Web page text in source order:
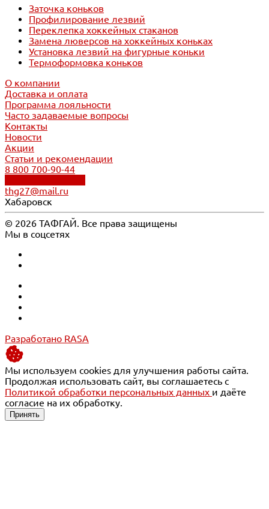
Заточка коньков
Профилирование лезвий
Переклепка хоккейных стаканов
Замена люверсов на хоккейных коньках
Установка лезвий на фигурные коньки
Термоформовка коньков
О компании
Доставка и оплата
Программа лояльности
Часто задаваемые вопросы
Контакты
Новости
Акции
Статьи и рекомендации
8 800 700-90-44
thg27@mail.ru
Хабаровск
© 2026 ТАФГАЙ. Все права защищены
Мы в соцсетях
Разработано RASA
Мы используем cookies для улучшения работы сайта.
Продолжая использовать сайт, вы соглашаетесь с
Политикой обработки персональных данных и даёте
согласие на их обработку.
Принять